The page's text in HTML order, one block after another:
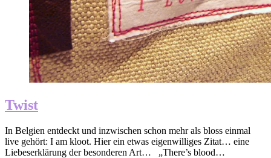
Twist
In Belgien entdeckt und inzwischen schon mehr als bloss einmal
live gehört: I am kloot. Hier ein etwas eigenwilliges Zitat… eine
Liebeserklärung der besonderen Art… „There’s blood…